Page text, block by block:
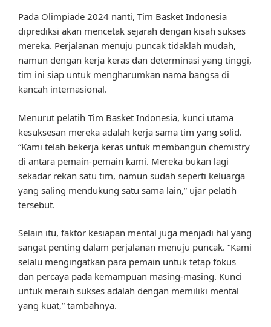
Pada Olimpiade 2024 nanti, Tim Basket Indonesia
diprediksi akan mencetak sejarah dengan kisah sukses
mereka. Perjalanan menuju puncak tidaklah mudah,
namun dengan kerja keras dan determinasi yang tinggi,
tim ini siap untuk mengharumkan nama bangsa di
kancah internasional.
Menurut pelatih Tim Basket Indonesia, kunci utama
kesuksesan mereka adalah kerja sama tim yang solid.
“Kami telah bekerja keras untuk membangun chemistry
di antara pemain-pemain kami. Mereka bukan lagi
sekadar rekan satu tim, namun sudah seperti keluarga
yang saling mendukung satu sama lain,” ujar pelatih
tersebut.
Selain itu, faktor kesiapan mental juga menjadi hal yang
sangat penting dalam perjalanan menuju puncak. “Kami
selalu mengingatkan para pemain untuk tetap fokus
dan percaya pada kemampuan masing-masing. Kunci
untuk meraih sukses adalah dengan memiliki mental
yang kuat,” tambahnya.